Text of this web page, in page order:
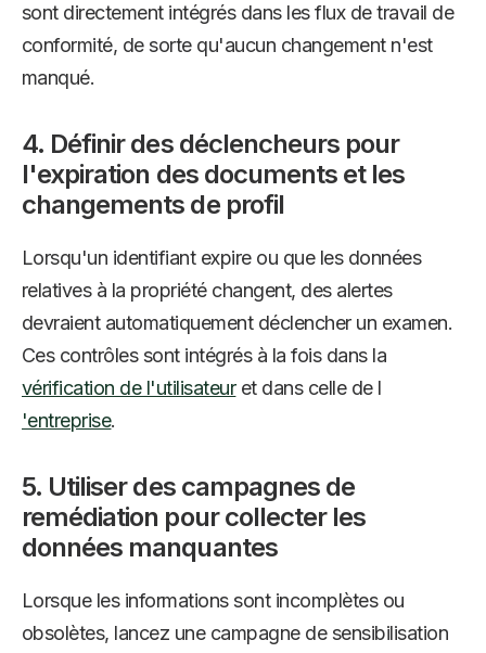
sont directement intégrés dans les flux de travail de
conformité, de sorte qu'aucun changement n'est
manqué.
4. Définir des déclencheurs pour
l'expiration des documents et les
changements de profil
Lorsqu'un identifiant expire ou que les données
relatives à la propriété changent, des alertes
devraient automatiquement déclencher un examen.
Ces contrôles sont intégrés à la fois dans la
vérification de l'utilisateuret dans celle de l
'entreprise.
5. Utiliser des campagnes de
remédiation pour collecter les
données manquantes
Lorsque les informations sont incomplètes ou
obsolètes, lancez une campagne de sensibilisation